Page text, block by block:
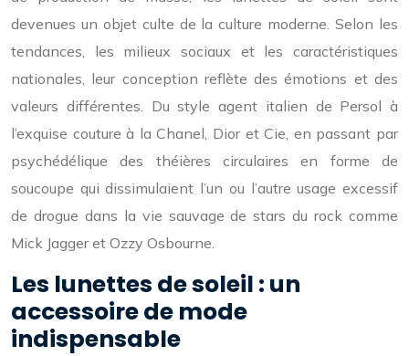
devenues un objet culte de la culture moderne. Selon les
tendances, les milieux sociaux et les caractéristiques
nationales, leur conception reflète des émotions et des
valeurs différentes. Du style agent italien de Persol à
l’exquise couture à la Chanel, Dior et Cie, en passant par
psychédélique des théières circulaires en forme de
soucoupe qui dissimulaient l’un ou l’autre usage excessif
de drogue dans la vie sauvage de stars du rock comme
Mick Jagger et Ozzy Osbourne.
Les lunettes de soleil : un
accessoire de mode
indispensable